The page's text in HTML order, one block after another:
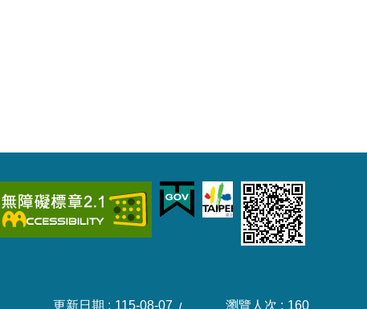
更新日期 115-08-07 瀏覽人次 160